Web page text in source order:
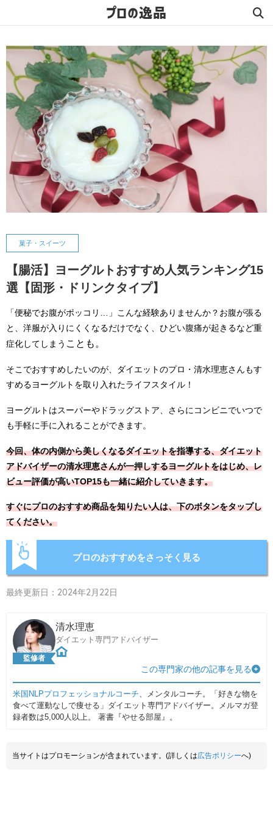
プロの逸品
菓子・スイーツ
【腸活】ヨーグルトおすすめ人気ランキング15
選【固形・ドリンクタイプ】
「便秘でお腹がポッコリ…」こんな経験ありませんか？お腹が張る
と、洋服が入りにくくなるだけでなく、ひどい腹痛が起きるなど重
症化してしまう ことも。
そこでおすすめしたいのが、ダイエットのプロ・清水理恵さんもす
すめるヨーグルトを取り入れたライフスタイル！
ヨーグルトはスーパーやドラッグストア、さらにコンビニでいつで
も手軽に手に入れることができます。
今回、体の内側から美しくなるダイエットを指導する、ダイエット
アドバイザーの清水理恵さんが一押しするヨーグルトをはじめ、レ
ビュー評価が高いTOP15も一緒に紹介していきます。
すぐにプロのおすすめ商品を知りたい人は、下のボタンをタップし
てください。
プロのおすすめをさっそく見る
最終更新日：2024年2月22日
監修者
清水理恵
ダイエット専門アドバイザー
この専門家の他の記事を見る
米国NLPプロフェッショナルコーチ 、メンタルコーチ。「好きな物を
食べて運動なしで痩せる」ダイエット専門アドバイザー。メルマガ登
録者数は5,000人以上。 著書『やせる部屋』。
当サイトはプロモーションが含まれています。(詳しくは広告ポリシーへ)